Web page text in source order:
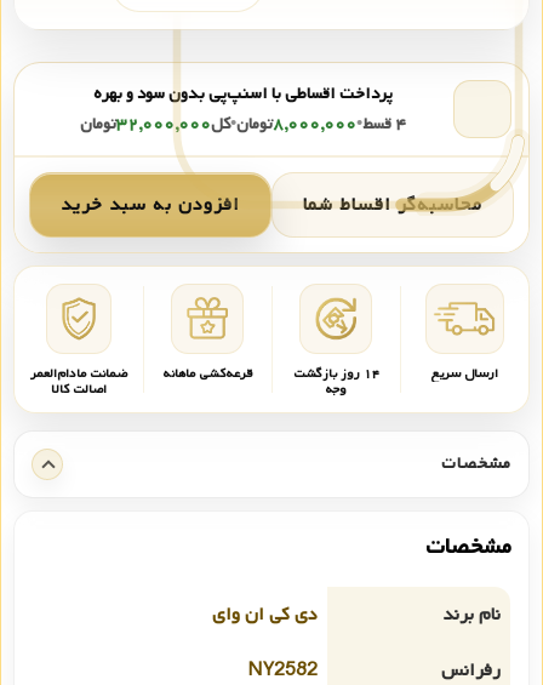
پرداخت اقساطی با اسنپ‌پی بدون سود و بهره
۴ قسط
•۸,۰۰۰,۰۰۰تومان•کل۳۲,۰۰۰,۰۰۰تومان
محاسبه‌گر اقساط شما افزودن به سبد خرید
ارسال سریع ۱۴ روز بازگشت
وجه
قرعه‌کشی ماهانه ضمانت مادام‌العمر
اصالت کالا
مشخصات
مشخصات
نام برند
دی کی ان وای
رفرانس
NY2582